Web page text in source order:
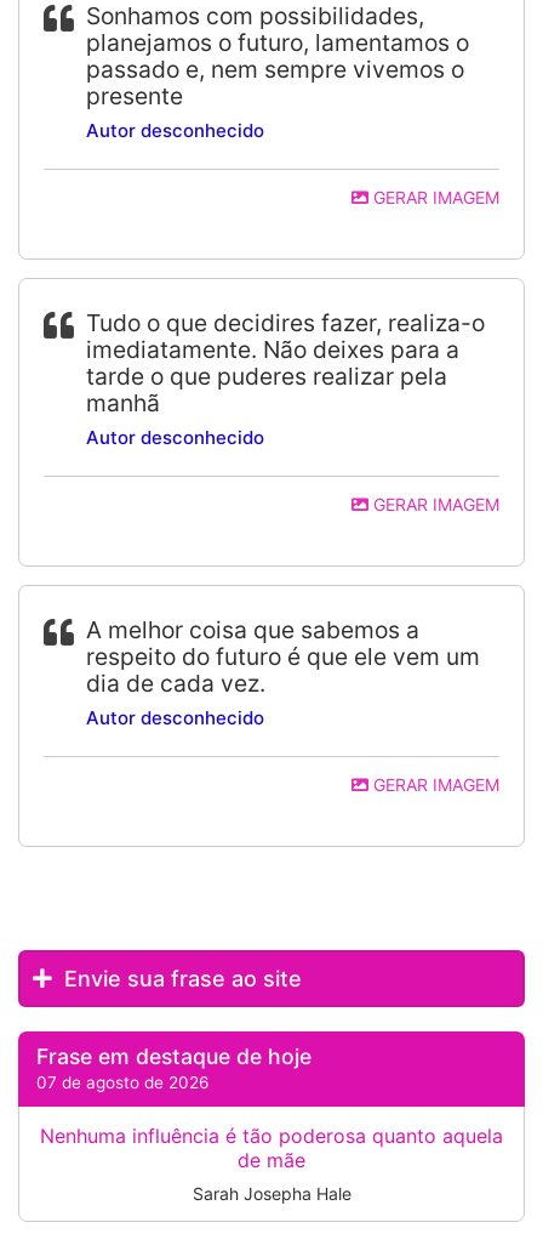
Sonhamos com possibilidades,
planejamos o futuro, lamentamos o
passado e, nem sempre vivemos o
presente
Autor desconhecido
GERAR IMAGEM
Tudo o que decidires fazer, realiza-o
imediatamente. Não deixes para a
tarde o que puderes realizar pela
manhã
Autor desconhecido
GERAR IMAGEM
A melhor coisa que sabemos a
respeito do futuro é que ele vem um
dia de cada vez.
Autor desconhecido
GERAR IMAGEM
Envie sua frase ao site
Frase em destaque de hoje
07 de agosto de 2026
Nenhuma influência é tão poderosa quanto aquela
de mãe
Sarah Josepha Hale